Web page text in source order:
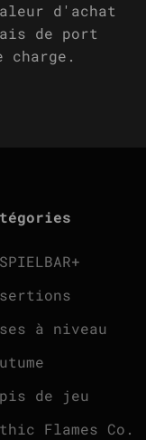
d'achat
de port
charge.
à niveau
de jeu
Flames Co.